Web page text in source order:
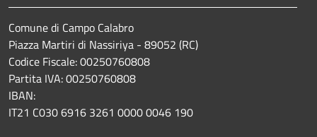
Comune di Campo Calabro
Piazza Martiri di Nassiriya - 89052 (RC)
Codice Fiscale: 00250760808
Partita IVA: 00250760808
IBAN:
IT21 C030 6916 3261 0000 0046 190